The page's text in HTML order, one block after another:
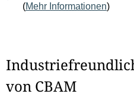
(Mehr Informationen)
von CBAM